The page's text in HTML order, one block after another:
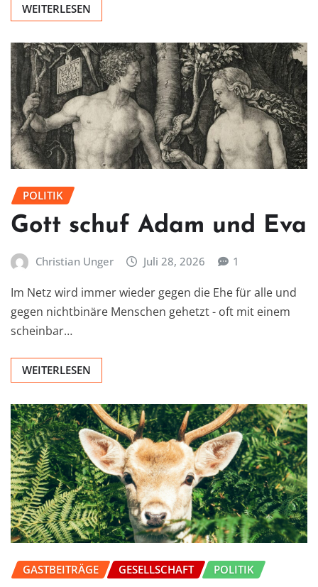
WEITERLESEN
POLITIK
Gott schuf Adam und Eva
Christian Unger Juli 28, 2026 1
Im Netz wird immer wieder gegen die Ehe für alle und
gegen nichtbinäre Menschen gehetzt - oft mit einem
scheinbar…
WEITERLESEN
GASTBEITRÄGE GESELLSCHAFT POLITIK